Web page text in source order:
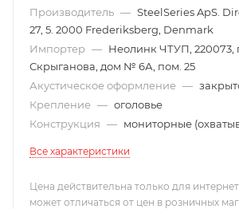
Производитель — SteelSeries ApS.
27, 5. 2000 Frederiksberg, Denmark
Импортер — Неолинк ЧТУП, 220073,
Скрыганова, дом № 6А, пом. 25
Акустическое оформление —
Крепление — оголовье
Конструкция — мониторные
Все характеристики
Цена действительна только для
может отличаться от цен в розничных